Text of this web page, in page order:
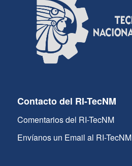
Contacto del RI-TecNM
Comentarios del RI-TecNM
Envíanos un Email al RI-TecNM